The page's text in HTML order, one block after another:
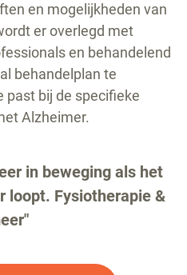
en mogelijkheden van
er overlegd met
en behandelend
behandelplan te
past bij de specifieke
Alzheimer.
in beweging als het
loopt. Fysiotherapie &